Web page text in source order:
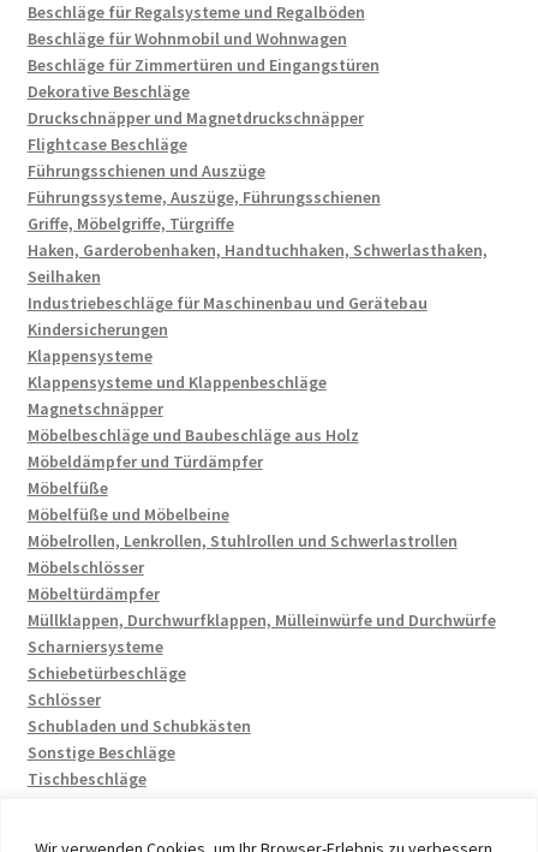
Beschläge für Regalsysteme und Regalböden
Beschläge für Wohnmobil und Wohnwagen
Beschläge für Zimmertüren und Eingangstüren
Dekorative Beschläge
Druckschnäpper und Magnetdruckschnäpper
Flightcase Beschläge
Führungsschienen und Auszüge
Führungssysteme, Auszüge, Führungsschienen
Griffe, Möbelgriffe, Türgriffe
Haken, Garderobenhaken, Handtuchhaken, Schwerlasthaken,
Seilhaken
Industriebeschläge für Maschinenbau und Gerätebau
Kindersicherungen
Klappensysteme
Klappensysteme und Klappenbeschläge
Magnetschnäpper
Möbelbeschläge und Baubeschläge aus Holz
Möbeldämpfer und Türdämpfer
Möbelfüße
Möbelfüße und Möbelbeine
Möbelrollen, Lenkrollen, Stuhlrollen und Schwerlastrollen
Möbelschlösser
Möbeltürdämpfer
Müllklappen, Durchwurfklappen, Mülleinwürfe und Durchwürfe
Scharniersysteme
Schiebetürbeschläge
Schlösser
Schubladen und Schubkästen
Sonstige Beschläge
Tischbeschläge